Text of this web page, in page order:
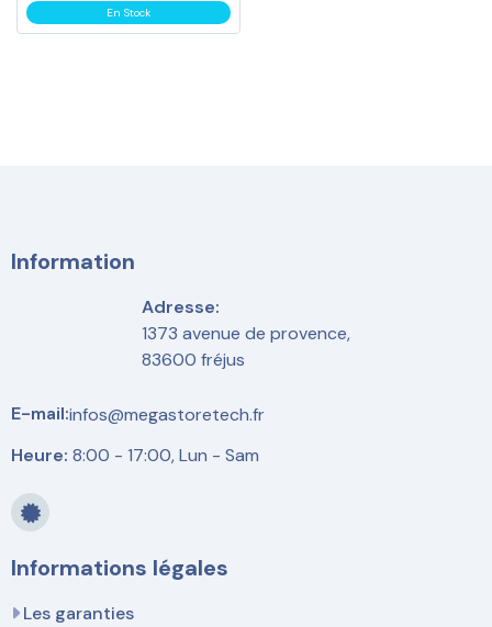
En Stock
Information
Adresse:
1373 avenue de provence,
83600 fréjus
E-mail:infos@megastoretech.fr
Heure: 8:00 - 17:00, Lun - Sam
Informations légales
Les garanties